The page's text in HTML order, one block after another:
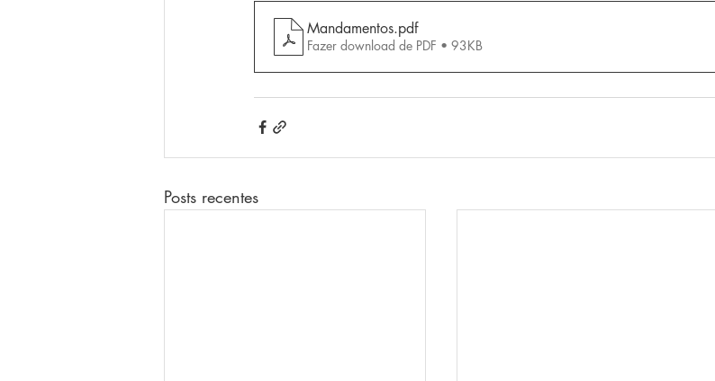
Mandamentos.pdf
Fazer download de PDF • 93KB
Posts recentes